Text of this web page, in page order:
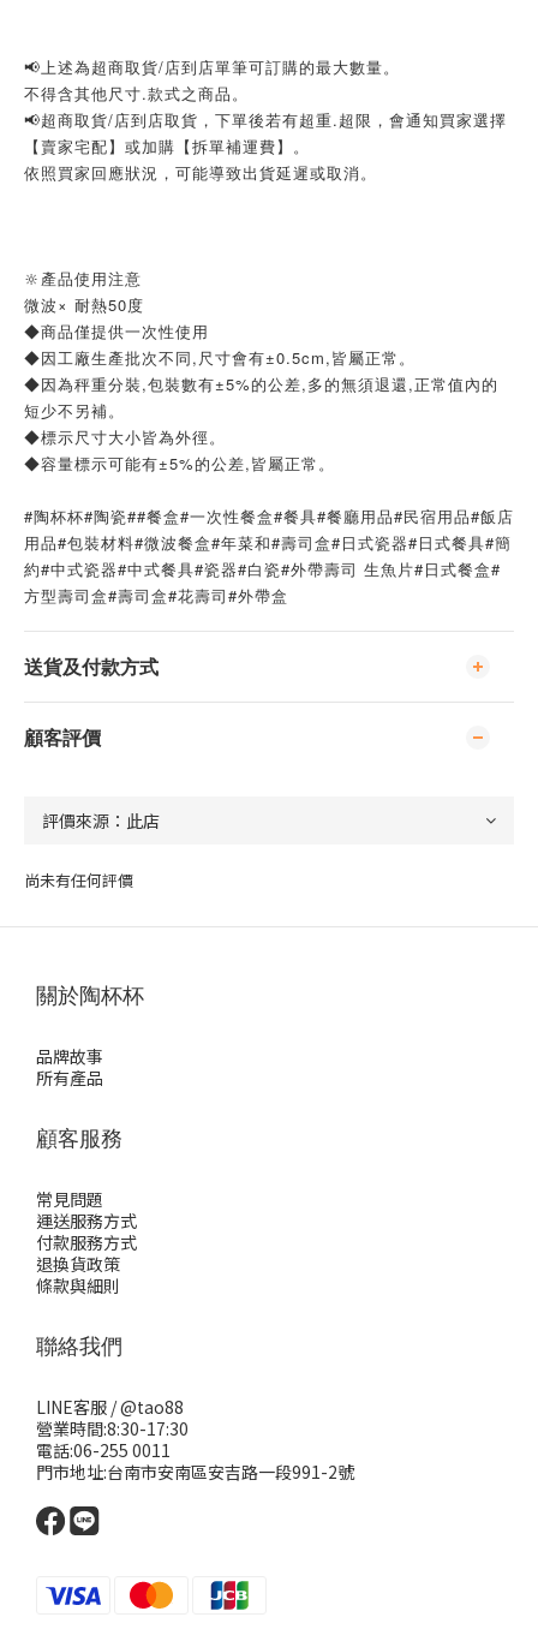
📢上述為超商取貨/店到店單筆可訂購的最大數量。
不得含其他尺寸.款式之商品。
📢超商取貨/店到店取貨，下單後若有超重.超限，會通知買家選擇
【賣家宅配】或加購【拆單補運費】。
依照買家回應狀況，可能導致出貨延遲或取消。
🔆產品使用注意
微波× 耐熱50度
◆商品僅提供一次性使用
◆因工廠生產批次不同,尺寸會有±0.5cm,皆屬正常。
◆因為秤重分裝,包裝數有±5%的公差,多的無須退還,正常值內的
短少不另補。
◆標示尺寸大小皆為外徑。
◆容量標示可能有±5%的公差,皆屬正常。
#陶杯杯#陶瓷##餐盒#一次性餐盒#餐具#餐廳用品#民宿用品#飯店
用品#包裝材料#微波餐盒#年菜和#壽司盒#日式瓷器#日式餐具#簡
約#中式瓷器#中式餐具#瓷器#白瓷#外帶壽司 生魚片#日式餐盒#
方型壽司盒#壽司盒#花壽司#外帶盒
送貨及付款方式
顧客評價
尚未有任何評價
關於陶杯杯
品牌故事
所有產品
顧客服務
常見問題
運送服務方式
付款服務方式
退換貨政策
條款與細則
聯絡我們
LINE客服 /@tao88
營業時間:8:30-17:30
電話:06-255 0011
門市地址:台南市安南區安吉路一段991-2號